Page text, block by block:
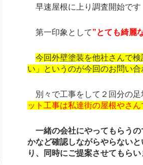
早速屋根に上り調査開始です
第一印象として”とても綺麗
今回外壁塗装を他社さんで
い」というのが今回のお問い
別々で工事をして２回分の足
ット工事は私達街の屋根やさ
一緒の会社にやってもらう
かなど確認しながらやらない
り、同時にご提案させてもら